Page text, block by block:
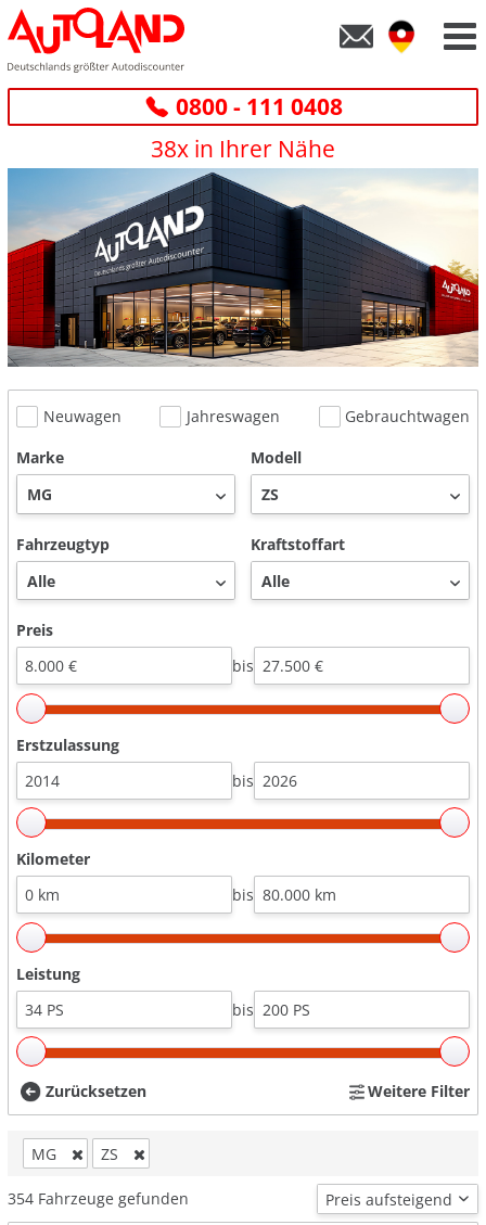
0800 - 111 0408
38x in Ihrer Nähe
Neuwagen Jahreswagen
Gebrauchtwagen
Marke
Modell
Fahrzeugtyp Kraftstoffart
Preis
bis
Erstzulassung
bis
Kilometer
bis
Leistung
bis
Zurücksetzen Weitere Filter
MG ZS
354 Fahrzeuge gefunden